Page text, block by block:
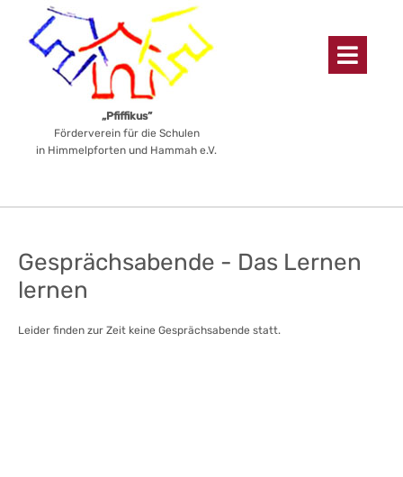
„Pfiffikus”
Förderverein für die Schulen
in Himmelpforten und Hammah e.V.
Gesprächsabende - Das Lernen
lernen
Leider finden zur Zeit keine Gesprächsabende statt.